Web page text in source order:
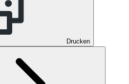
Drucken